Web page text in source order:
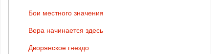
Бои местного значения
Вера начинается здесь
Дворянское гнездо